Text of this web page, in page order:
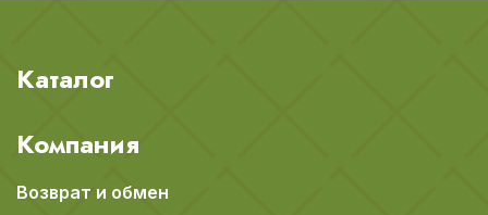
Каталог
Компания
Возврат и обмен